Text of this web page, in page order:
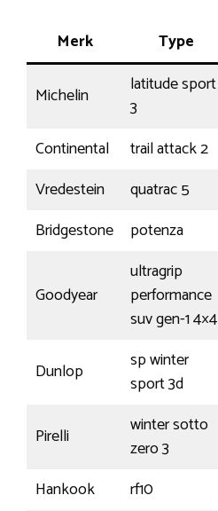
Merk Type
Michelin
latitude sport
3
Continental
trail attack 2
Vredestein
quatrac 5
Bridgestone
potenza
Goodyear
ultragrip
performance
suv gen-1 4×4
Dunlop
sp winter
sport 3d
Pirelli
winter sotto
zero 3
Hankook
rf10